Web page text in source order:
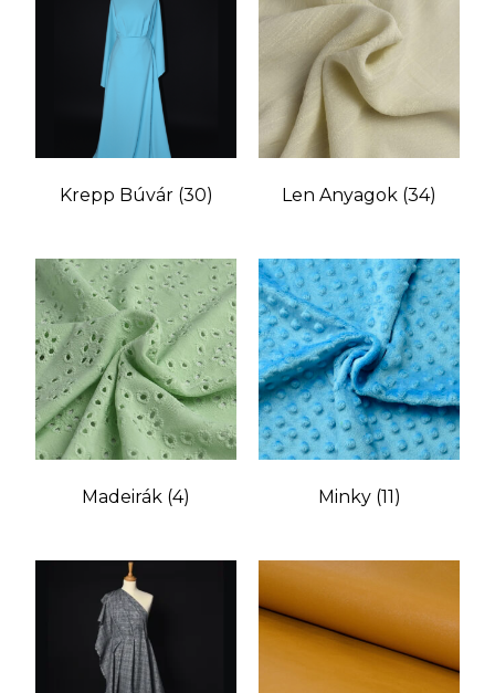
Krepp Búvár (30) Len Anyagok (34)
Madeirák (4) Minky (11)